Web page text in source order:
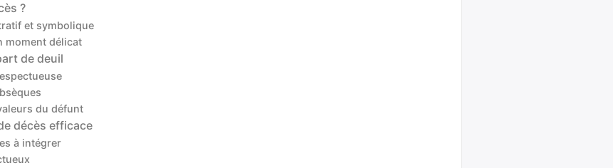
?
et symbolique
moment délicat
de deuil
du défunt
décès efficace
à intégrer